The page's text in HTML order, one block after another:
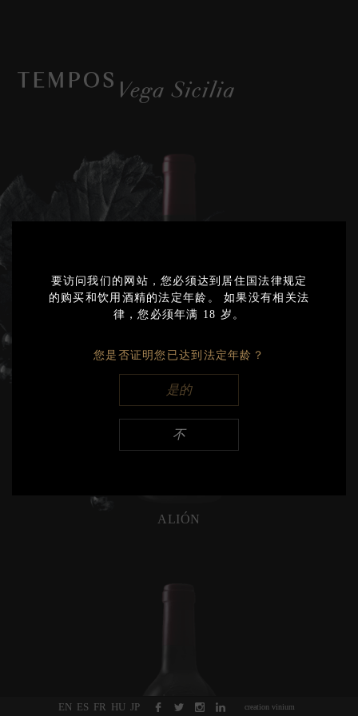
ALIÓN
EN ES FR HU JP creation vinium
Export
2019
Export
2018
Export
2017
Export
要访问我们的网站，您必须达到居住国法律规定
的购买和饮用酒精的法定年龄。 如果没有相关法
律，您必须年满 18 岁。
您是否证明您已达到法定年龄？
是的
不